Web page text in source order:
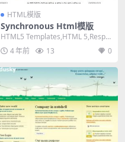
HTML模版
Synchronous Html模版
HTML5 Templates,HTML 5,Respo
nsive, 3 Col...
4 年前 13 0